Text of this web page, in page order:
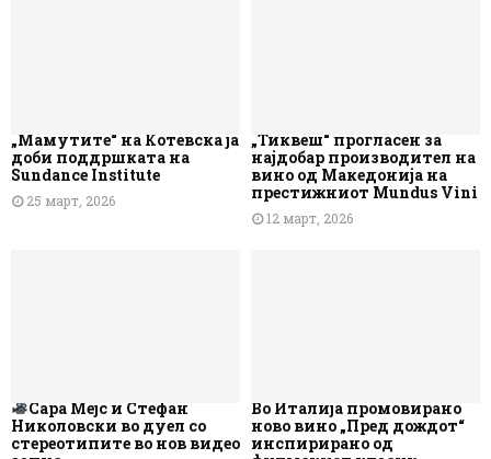
„Мамутите“ на Котевска ја
доби поддршката на
Sundance Institute
25 март, 2026
„Тиквеш“ прогласен за
најдобар производител на
вино од Македонија на
престижниот Mundus Vini
12 март, 2026
Сара Мејс и Стефан
Николовски во дуел со
стереотипите во нов видео
Во Италија промовирано
ново вино „Пред дождот“
инспирирано од